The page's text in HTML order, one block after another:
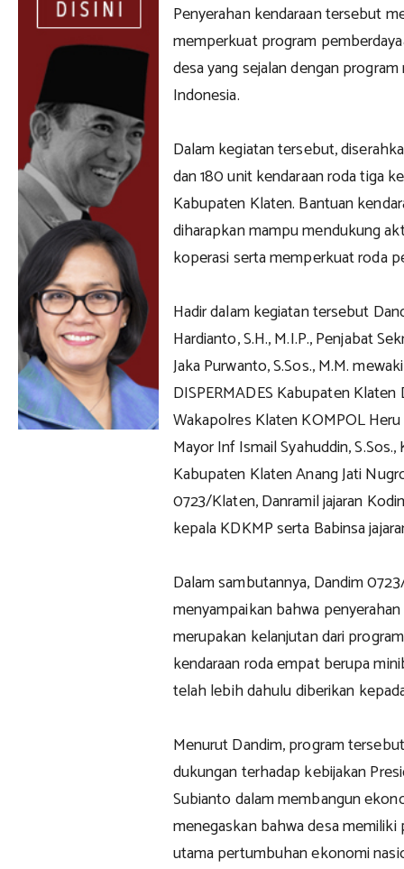
Penyerahan kendaraan tersebut
memperkuat program
desa yang sejalan dengan
Indonesia.
Dalam kegiatan tersebut,
dan 180 unit kendaraan roda tiga
Kabupaten Klaten. Bantuan
diharapkan mampu mendukung
koperasi serta memperkuat roda
Hadir dalam kegiatan tersebut
Hardianto, S.H., M.I.P., Penjabat
Jaka Purwanto, S.Sos., M.M.
DISPERMADES Kabupaten Klaten
Wakapolres Klaten KOMPOL
Mayor Inf Ismail Syahuddin,
Kabupaten Klaten Anang Jati
0723/Klaten, Danramil jajaran
kepala KDKMP serta Babinsa
Dalam sambutannya, Dandim
menyampaikan bahwa
merupakan kelanjutan dari
kendaraan roda empat berupa
telah lebih dahulu diberikan
Menurut Dandim, program
dukungan terhadap kebijakan
Subianto dalam membangun
menegaskan bahwa desa
utama pertumbuhan ekonomi